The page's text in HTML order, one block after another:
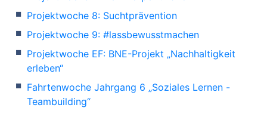
Projektwoche 8: Suchtprävention
Projektwoche 9: #lassbewusstmachen
Projektwoche EF: BNE-Projekt „Nachhaltigkeit
erleben“
Fahrtenwoche Jahrgang 6 „Soziales Lernen -
Teambuilding“